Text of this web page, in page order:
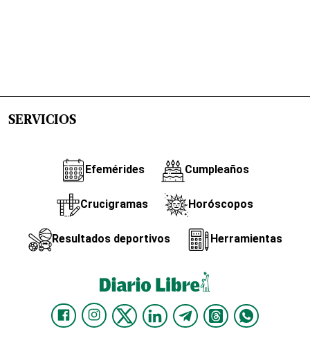
SERVICIOS
Efemérides Cumpleaños
Crucigramas Horóscopos
Resultados deportivos Herramientas